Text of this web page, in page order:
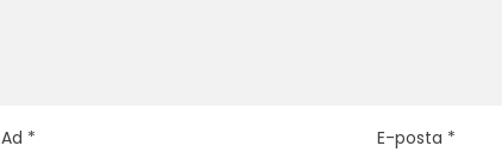
Ad * E-posta *